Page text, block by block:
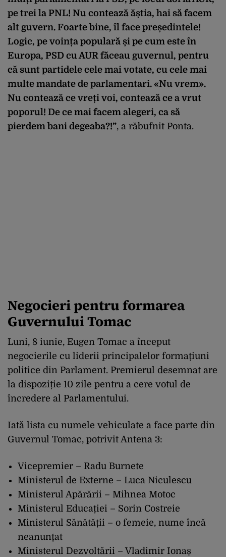
pe trei la PNL! Nu contează ăștia, hai să facem
alt guvern. Foarte bine, îl face președintele!
Logic, pe voința populară și pe cum este în
Europa, PSD cu AUR făceau guvernul, pentru
că sunt partidele cele mai votate, cu cele mai
multe mandate de parlamentari. «Nu vrem».
Nu contează ce vreți voi, contează ce a vrut
poporul! De ce mai facem alegeri, ca să
pierdem bani degeaba?!”, a răbufnit Ponta.
Negocieri pentru formarea
Guvernului Tomac
Luni, 8 iunie, Eugen Tomac a început
negocierile cu liderii principalelor formațiuni
politice din Parlament. Premierul desemnat are
la dispoziție 10 zile pentru a cere votul de
încredere al Parlamentului.
Iată lista cu numele vehiculate a face parte din
Guvernul Tomac, potrivit Antena 3:
Vicepremier – Radu Burnete
Ministerul de Externe – Luca Niculescu
Ministerul Apărării – Mihnea Motoc
Ministerul Educației – Sorin Costreie
Ministerul Sănătății – o femeie, nume încă
neanunțat
Ministerul Dezvoltării – Vladimir Ionaș